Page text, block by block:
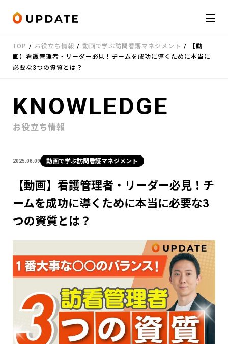
会社概要
お知らせ
お役立ち情報
お問い合わせ LINE
TOP / お役立ち情報 / 動画で学ぶ訪問看護マネジメント /
【動
画】看護管理者・リーダー必見！チームを成功に導くために本当に
必要な3つの資質とは？
KNOWLEDGE
お役立ち情報
2025.08.09 動画で学ぶ訪問看護マネジメント
【動画】看護管理者・リーダー必見！チ
ームを成功に導くために本当に必要な3
つの資質とは？